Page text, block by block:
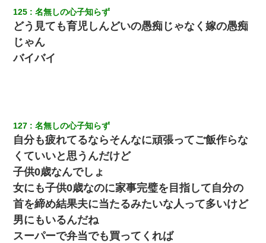
ケーキバイキングにいた単独の50くらいのオッサン、強烈だっ
た。
童貞俺、宅飲みした女友達2人を家に泊めた結果ｗｗｗｗｗｗ
ワイ144kg彼女98kgデブカップル、1年間毎日行為しまくった結
果
新卒の女性社員に1年半ストーカーされていた。俺「マジで怖い」
上司「話をしてみる」→女性社員「実は10数年前に…」
嫁が弁護士を連れてきて「悪いと思うなら慰謝料を払って離婚し
ろ」→ 俺「完全に恐喝になってますね」「お前、これが詐欺だっ
て知ってる？」
125 名無しの心子知らず
どう見ても育児しんどいの愚痴じゃなく嫁の愚痴
じゃん
バイバイ
127 名無しの心子知らず
自分も疲れてるならそんなに頑張ってご飯作らな
くていいと思うんだけど
子供0歳なんでしょ
女にも子供0歳なのに家事完璧を目指して自分の
首を締め結果夫に当たるみたいな人って多いけど
男にもいるんだね
スーパーで弁当でも買ってくれば